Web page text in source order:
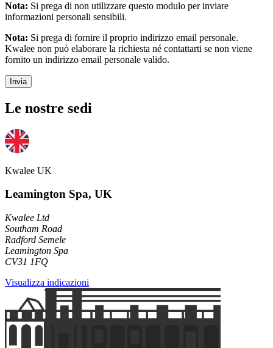
Nota: Si prega di non utilizzare questo modulo per inviare
informazioni personali sensibili.
Nota: Si prega di fornire il proprio indirizzo email personale.
Kwalee non può elaborare la richiesta né contattarti se non viene
fornito un indirizzo email personale valido.
Invia
Le nostre sedi
Kwalee UK
Leamington Spa, UK
Kwalee Ltd
Southam Road
Radford Semele
Leamington Spa
CV31 1FQ
Visualizza indicazioni